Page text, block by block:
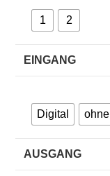
1 2
EINGANG
Digital ohne
AUSGANG